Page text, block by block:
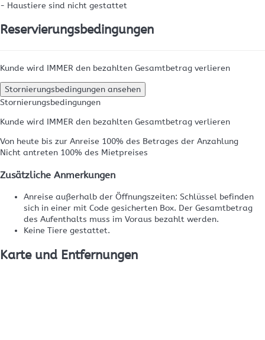
- Haustiere sind nicht gestattet
Reservierungsbedingungen
Kunde wird IMMER den bezahlten Gesamtbetrag verlieren
Stornierungsbedingungen ansehen
Stornierungsbedingungen
Kunde wird IMMER den bezahlten Gesamtbetrag verlieren
Von heute bis zur Anreise 100% des Betrages der Anzahlung
Nicht antreten 100% des Mietpreises
Zusätzliche Anmerkungen
Anreise außerhalb der Öffnungszeiten: Schlüssel befinden
sich in einer mit Code gesicherten Box. Der Gesamtbetrag
des Aufenthalts muss im Voraus bezahlt werden.
Keine Tiere gestattet.
Karte und Entfernungen